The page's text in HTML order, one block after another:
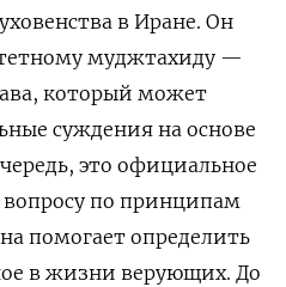
в Иране. Он
муджтахиду —
который может
суждения на основе
это официальное
по принципам
помогает определить
в жизни верующих. До